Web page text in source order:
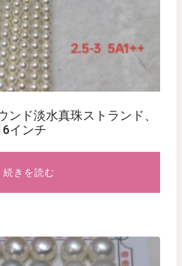
ンド淡水真珠ストランド、
インチ
続きを読む